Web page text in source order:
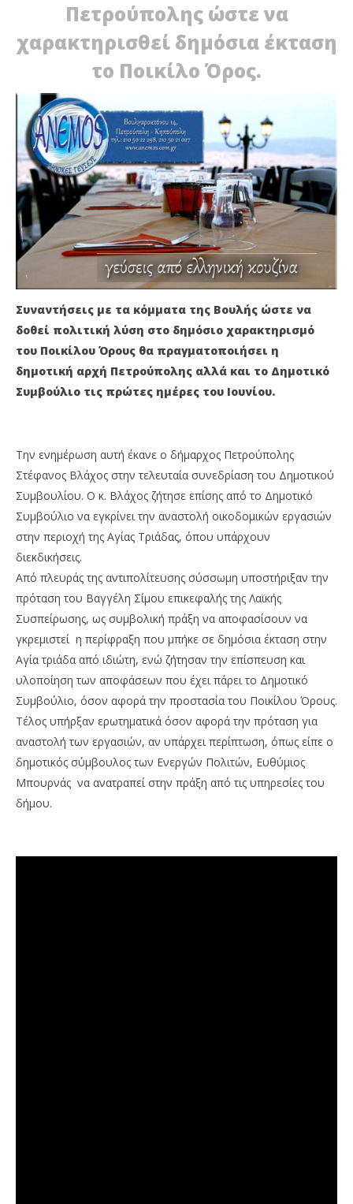
ΔΙΑΒΑΖΕΤΕ ΤΩΡΑ
ΠΕΤΡΟΥΠΟΛΗ: ΣΤΑ ΚΟΜΜΑΤΑ ΣΤΡΕΦΕΤΑΙ Ο ΔΗΜΟΣ
ΓΙΑ ΝΑ ΔΟΘΕΙ ΛΥΣΗ ΜΕ ΤΟ ΠΟΙΚΙΛΟ ΟΡΟΣ [video]
29
Μαΐου
2021
Maxitis
Petroupolis
29
Πετρούπολης ώστε να
χαρακτηρισθεί δημόσια έκταση
το Ποικίλο Όρος.
Συναντήσεις με τα κόμματα της Βουλής ώστε να
δοθεί πολιτική λύση στο δημόσιο χαρακτηρισμό
του Ποικίλου Όρους θα πραγματοποιήσει η
δημοτική αρχή Πετρούπολης αλλά και το Δημοτικό
Συμβούλιο τις πρώτες ημέρες του Ιουνίου.
Την ενημέρωση αυτή έκανε ο δήμαρχος Πετρούπολης
Στέφανος Βλάχος στην τελευταία συνεδρίαση του Δημοτικού
Συμβουλίου. Ο κ. Βλάχος ζήτησε επίσης από το Δημοτικό
Συμβούλιο να εγκρίνει την αναστολή οικοδομικών εργασιών
στην περιοχή της Αγίας Τριάδας, όπου υπάρχουν
διεκδικήσεις.
Από πλευράς της αντιπολίτευσης σύσσωμη υποστήριξαν την
πρόταση του Βαγγέλη Σίμου επικεφαλής της Λαϊκής
Συσπείρωσης, ως συμβολική πράξη να αποφασίσουν να
γκρεμιστεί η περίφραξη που μπήκε σε δημόσια έκταση στην
Αγία τριάδα από ιδιώτη, ενώ ζήτησαν την επίσπευση και
υλοποίηση των αποφάσεων που έχει πάρει το Δημοτικό
Συμβούλιο, όσον αφορά την προστασία του Ποικίλου Όρους.
Τέλος υπήρξαν ερωτηματικά όσον αφορά την πρόταση για
αναστολή των εργασιών, αν υπάρχει περίπτωση, όπως είπε ο
δημοτικός σύμβουλος των Ενεργών Πολιτών, Ευθύμιος
Μπουρνάς να ανατραπεί στην πράξη από τις υπηρεσίες του
δήμου.